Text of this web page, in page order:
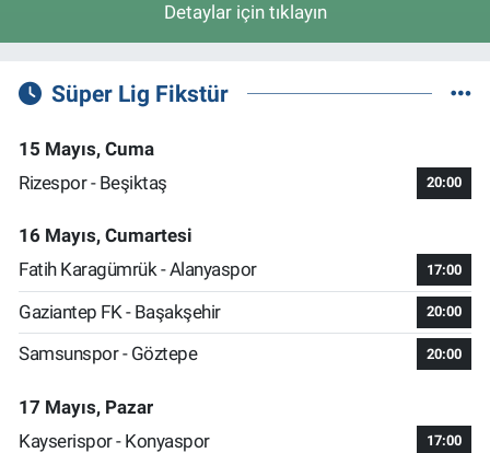
Detaylar için tıklayın
Süper Lig Fikstür
15 Mayıs, Cuma
Rizespor - Beşiktaş
20:00
16 Mayıs, Cumartesi
Fatih Karagümrük - Alanyaspor
17:00
Gaziantep FK - Başakşehir 20:00
Samsunspor - Göztepe 20:00
17 Mayıs, Pazar
Kayserispor - Konyaspor
17:00